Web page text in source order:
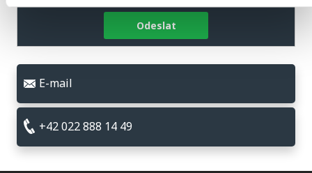
Odeslat
E-mail
+42 022 888 14 49